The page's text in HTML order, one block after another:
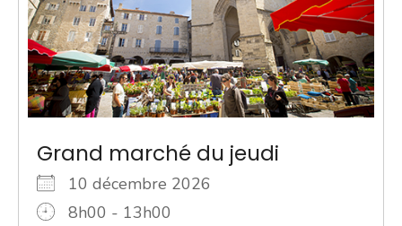
Grand marché du jeudi
10 décembre 2026
8h00 - 13h00